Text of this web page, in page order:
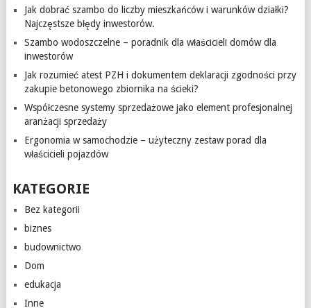
Jak dobrać szambo do liczby mieszkańców i warunków działki?
Najczęstsze błędy inwestorów.
Szambo wodoszczelne – poradnik dla właścicieli domów dla
inwestorów
Jak rozumieć atest PZH i dokumentem deklaracji zgodności przy
zakupie betonowego zbiornika na ścieki?
Współczesne systemy sprzedażowe jako element profesjonalnej
aranżacji sprzedaży
Ergonomia w samochodzie – użyteczny zestaw porad dla
właścicieli pojazdów
KATEGORIE
Bez kategorii
biznes
budownictwo
Dom
edukacja
Inne